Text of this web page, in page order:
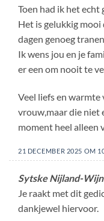
Toen had ik het echt
Het is gelukkig
dagen genoeg
Ik wens jou en je
er een om nooit te
Veel liefs en warmte
vrouw,maar die niet
moment heel alleen
21 DECEMBER 2025 OM
Sytske Nijland-
Je raakt met dit
dankjewel hiervoor.